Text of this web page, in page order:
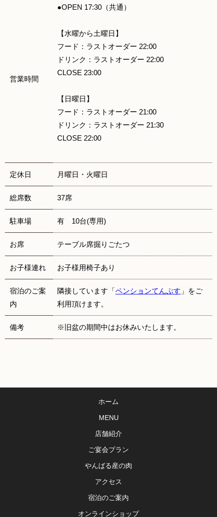
営業時間
●OPEN 17:30（共通）
【水曜から土曜日】
フード：ラストオーダー 22:00
ドリンク：ラストオーダー 22:00
CLOSE 23:00
【日曜日】
フード：ラストオーダー 21:00
ドリンク：ラストオーダー 21:30
CLOSE 22:00
定休日 月曜日・火曜日
総席数 37席
駐車場 有 10台(専用)
お席 テーブル席掘りごたつ
お子様連れ お子様用椅子あり
宿泊のご案
内
隣接しています「ペンションてんぷす 」をご
利用頂けます。
備考 ※旧盆の期間中はお休みいたします。
ホーム
MENU
店舗紹介
ご宴会プラン
やんばる産の肉
アクセス
宿泊のご案内
オンラインショップ